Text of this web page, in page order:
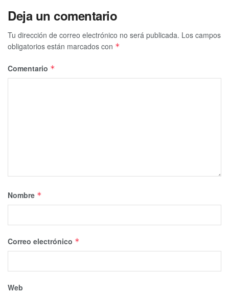
Deja un comentario
Tu dirección de correo electrónico no será publicada. Los campos
obligatorios están marcados con *
Comentario *
Nombre *
Correo electrónico *
Web